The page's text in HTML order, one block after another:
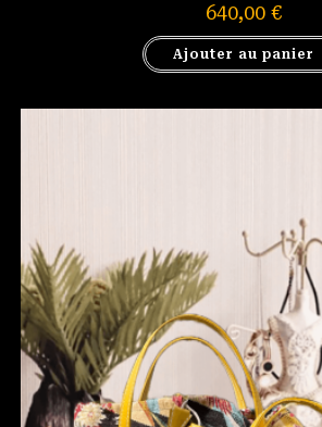
640,00 €
Ajouter au panier